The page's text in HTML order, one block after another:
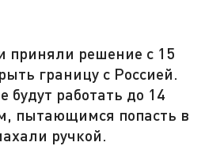
приняли решение с 15
границу с Россией.
будут работать до 14
пытающимся попасть в
ручкой.